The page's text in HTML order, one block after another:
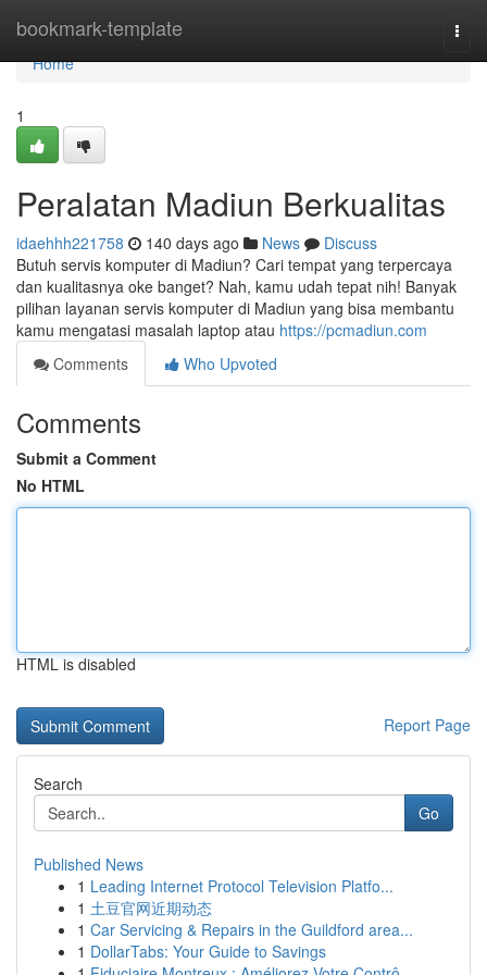
bookmark-template
Home
Home
1
Peralatan Madiun Berkualitas
idaehhh221758 140 days ago News
Discuss
Butuh servis komputer di Madiun? Cari tempat yang terpercaya
dan kualitasnya oke banget? Nah, kamu udah tepat nih! Banyak
pilihan layanan servis komputer di Madiun yang bisa membantu
kamu mengatasi masalah laptop atau https://pcmadiun.com
Comments
Who Upvoted
Comments
Submit a Comment
No HTML
HTML is disabled
Report Page
Search
Go
Published News
1 Leading Internet Protocol Television Platfo...
1 土豆官网近期动态
1 Car Servicing & Repairs in the Guildford area...
1 DollarTabs: Your Guide to Savings